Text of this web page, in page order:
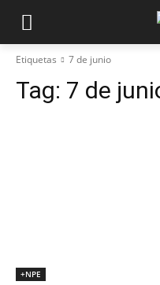
Etiquetas 7 de junio
Tag: 7 de
+NPE